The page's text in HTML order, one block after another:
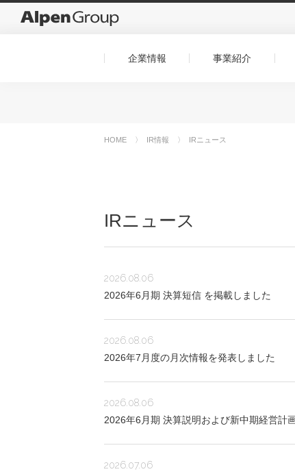
企業情報 事業紹介
HOME IR情報 IRニュース
IRニュース
2026.08.06
2026年6月期 決算短信 を掲載しました
2026.08.06
2026年7月度の月次情報を発表しました
2026.08.06
2026年6月期 決算説明および新中期経営計
2026.07.06